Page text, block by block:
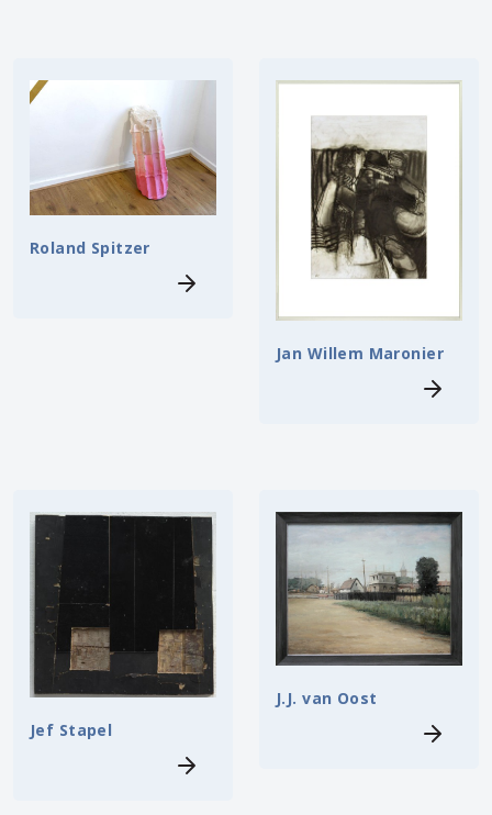
Roland Spitzer
Jan Willem Maronier
Jef Stapel
J.J. van Oost